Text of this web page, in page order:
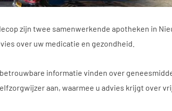
zijn twee samenwerkende apotheken in
over uw medicatie en gezondheid.
informatie vinden over
aan, waarmee u advies krijgt over